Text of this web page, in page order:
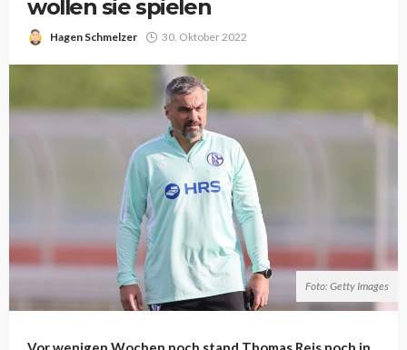
wollen sie spielen
Hagen Schmelzer 30. Oktober 2022
Foto: Getty Images